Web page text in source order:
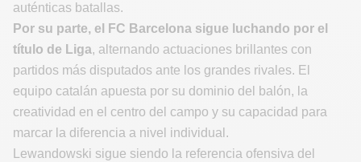
auténticas batallas.
Por su parte, el FC Barcelona sigue luchando por el
título de Liga, alternando actuaciones brillantes con
partidos más disputados ante los grandes rivales. El
equipo catalán apuesta por su dominio del balón, la
creatividad en el centro del campo y su capacidad para
marcar la diferencia a nivel individual.
Lewandowski sigue siendo la referencia ofensiva del